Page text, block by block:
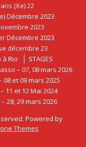
(Xe) 22
Décembre 2023
2023
Décembre 2023
décembre 23
Rio
STAGES
– 07, 08 mars 2026
et 09 mars 2025
11 et 12 Mai 2024
28, 29 mars 2026
Powered by
Themes